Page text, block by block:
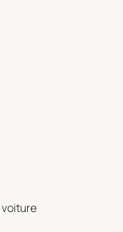
voiture